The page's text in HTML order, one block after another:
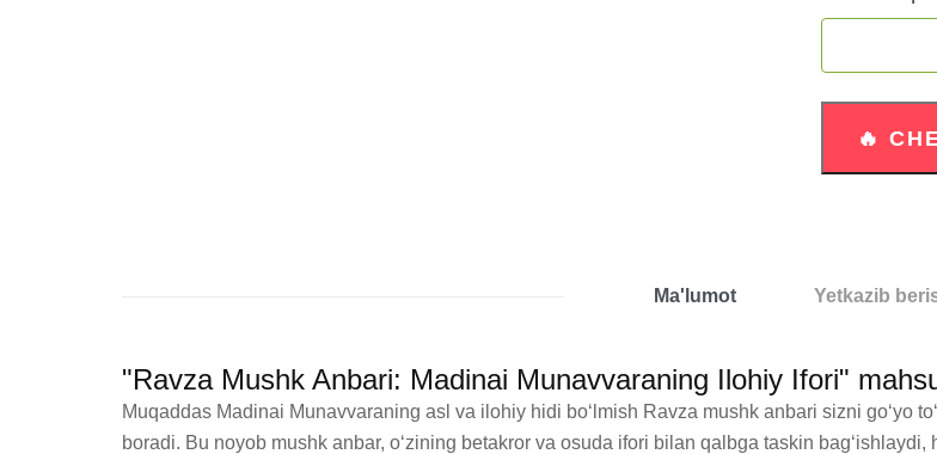
Ma'lumot Yetkazib
"Ravza Mushk Anbari: Madinai Munavvaraning Ilohiy Ifori"
Muqaddas Madinai Munavvaraning asl va ilohiy hidi bo‘lmish Ravza mushk anbari sizni go‘yo
boradi. Bu noyob mushk anbar, o‘zining betakror va osuda ifori bilan qalbga taskin